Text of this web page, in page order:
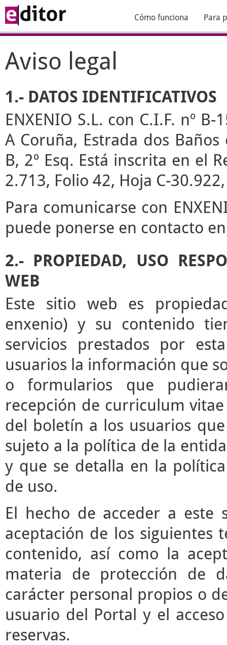
Cómo funciona Para
Aviso legal
1.- DATOS IDENTIFICATIVOS
ENXENIO S.L. con C.I.F. nº
A Coruña, Estrada dos
B, 2º Esq. Está inscrita en el
2.713, Folio 42, Hoja C-
Para comunicarse con
puede ponerse en contacto
2.- PROPIEDAD, USO
WEB
Este sitio web es
enxenio) y su contenido
servicios prestados por
usuarios la información que
o formularios que
recepción de curriculum
del boletín a los usuarios
sujeto a la política de la
y que se detalla en la
de uso.
El hecho de acceder a
aceptación de los siguientes
contenido, así como la
materia de protección de
carácter personal propios o
usuario del Portal y el
reservas.